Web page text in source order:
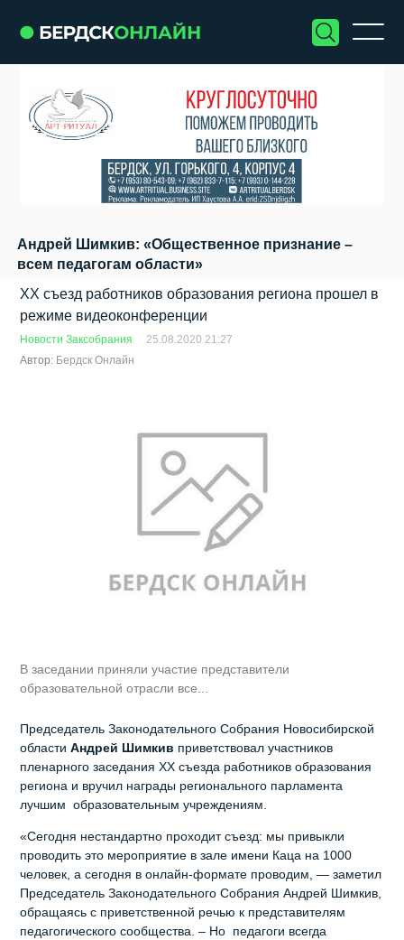
Андрей Шимкив: «Общественное признание –
всем педагогам области»
XX съезд работников образования региона прошел в
режиме видеоконференции
Новости Заксобрания
25.08.2020 21:27
Автор: Бердск Онлайн
В заседании приняли участие представители
образовательной отрасли все...
Председатель Законодательного Собрания Новосибирской
областиАндрей Шимкив приветствовал участников
пленарного заседания XX съезда работников образования
региона и вручил награды регионального парламента
лучшим образовательным учреждениям.
«Сегодня нестандартно проходит съезд: мы привыкли
проводить это мероприятие в зале имени Каца на 1000
человек, а сегодня в онлайн-формате проводим, — заметил
Председатель Законодательного Собрания Андрей Шимкив,
обращаясь с приветственной речью к представителям
педагогического сообщества. – Но педагоги всегда